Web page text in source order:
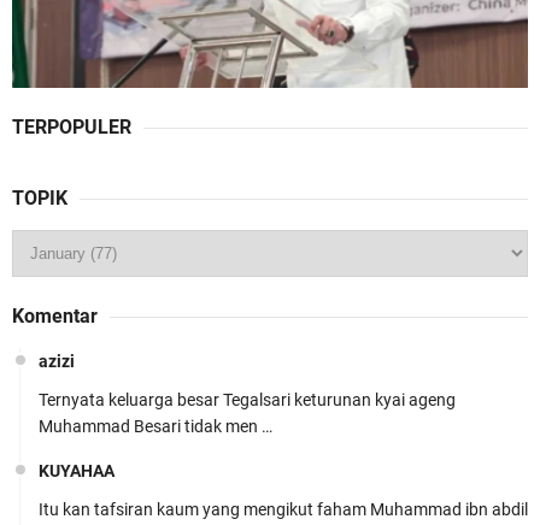
TERPOPULER
TOPIK
Komentar
azizi
Ternyata keluarga besar Tegalsari keturunan kyai ageng
Muhammad Besari tidak men …
KUYAHAA
Itu kan tafsiran kaum yang mengikut faham Muhammad ibn abdil